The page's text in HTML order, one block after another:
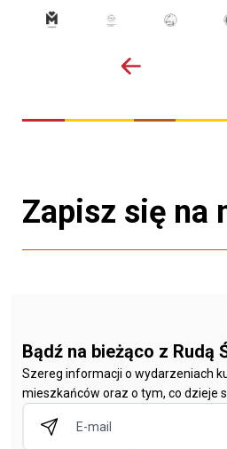
Zapisz się na
Bądź na bieżąco z Rudą
Szereg informacji o wydarzeniach
mieszkańców oraz o tym, co dzieje